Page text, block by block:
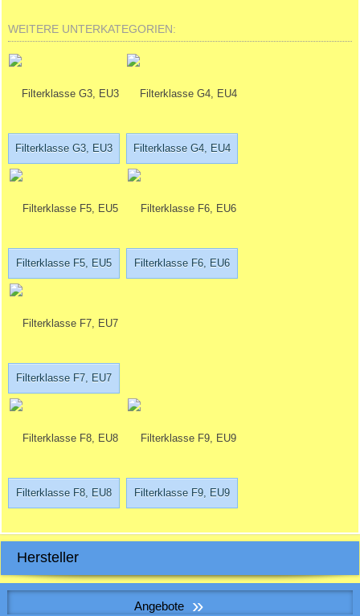
WEITERE UNTERKATEGORIEN:
Filterklasse G3, EU3 Filterklasse G4, EU4
Filterklasse F5, EU5 Filterklasse F6, EU6
Filterklasse F7, EU7
Filterklasse F8, EU8 Filterklasse F9, EU9
Hersteller
Angebote »